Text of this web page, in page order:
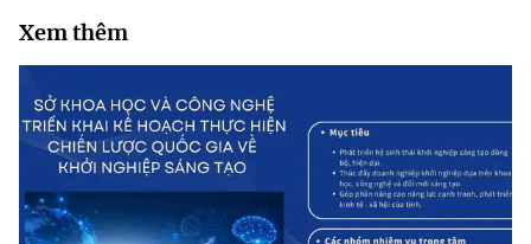
Xem thêm